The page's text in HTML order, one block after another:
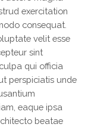
exercitation
consequat.
velit esse
sint
qui officia
perspiciatis unde
eaque ipsa
beatae